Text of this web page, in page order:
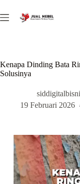
Kenapa Dinding Bata
Solusinya
19 Februari 2026